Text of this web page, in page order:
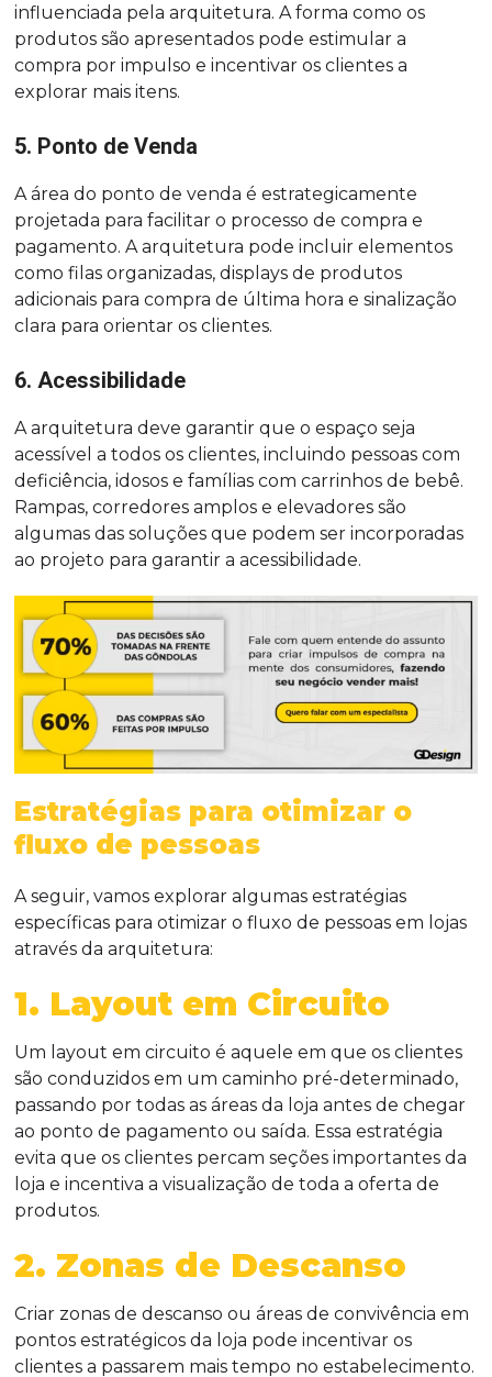
influenciada pela arquitetura. A forma como os
produtos são apresentados pode estimular a
compra por impulso e incentivar os clientes a
explorar mais itens.
5. Ponto de Venda
A área do ponto de venda é estrategicamente
projetada para facilitar o processo de compra e
pagamento. A arquitetura pode incluir elementos
como filas organizadas, displays de produtos
adicionais para compra de última hora e sinalização
clara para orientar os clientes.
6. Acessibilidade
A arquitetura deve garantir que o espaço seja
acessível a todos os clientes, incluindo pessoas com
deficiência, idosos e famílias com carrinhos de bebê.
Rampas, corredores amplos e elevadores são
algumas das soluções que podem ser incorporadas
ao projeto para garantir a acessibilidade.
Estratégias para otimizar o
fluxo de pessoas
A seguir, vamos explorar algumas estratégias
específicas para otimizar o fluxo de pessoas em lojas
através da arquitetura:
1. Layout em Circuito
Um layout em circuito é aquele em que os clientes
são conduzidos em um caminho pré-determinado,
passando por todas as áreas da loja antes de chegar
ao ponto de pagamento ou saída. Essa estratégia
evita que os clientes percam seções importantes da
loja e incentiva a visualização de toda a oferta de
produtos.
2. Zonas de Descanso
Criar zonas de descanso ou áreas de convivência em
pontos estratégicos da loja pode incentivar os
clientes a passarem mais tempo no estabelecimento.